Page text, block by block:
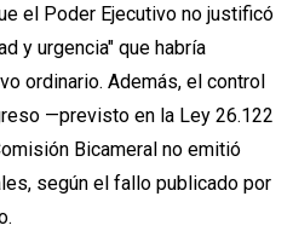
el Poder Ejecutivo no justificó
y urgencia" que habría
ordinario. Además, el control
—previsto en la Ley 26.122
Bicameral no emitió
según el fallo publicado por